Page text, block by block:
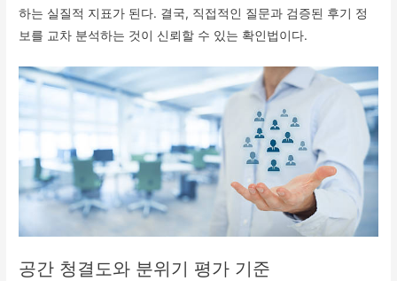
하는 실질적 지표가 된다. 결국, 직접적인 질문과 검증된 후기 정
보를 교차 분석하는 것이 신뢰할 수 있는 확인법이다.
공간 청결도와 분위기 평가 기준